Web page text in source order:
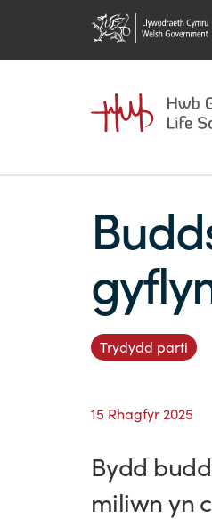
Trydydd parti
15 Rhagfyr 2025
Bydd
miliwn yn